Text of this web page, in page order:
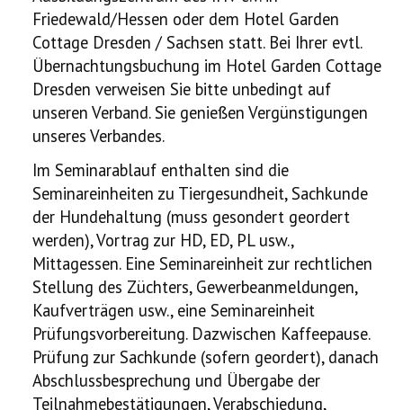
Friedewald/Hessen oder dem Hotel Garden
Cottage Dresden / Sachsen statt. Bei Ihrer evtl.
Übernachtungsbuchung im Hotel Garden Cottage
Dresden verweisen Sie bitte unbedingt auf
unseren Verband. Sie genießen Vergünstigungen
unseres Verbandes.
Im Seminarablauf enthalten sind die
Seminareinheiten zu Tiergesundheit, Sachkunde
der Hundehaltung (muss gesondert geordert
werden), Vortrag zur HD, ED, PL usw.,
Mittagessen. Eine Seminareinheit zur rechtlichen
Stellung des Züchters, Gewerbeanmeldungen,
Kaufverträgen usw., eine Seminareinheit
Prüfungsvorbereitung. Dazwischen Kaffeepause.
Prüfung zur Sachkunde (sofern geordert), danach
Abschlussbesprechung und Übergabe der
Teilnahmebestätigungen, Verabschiedung,